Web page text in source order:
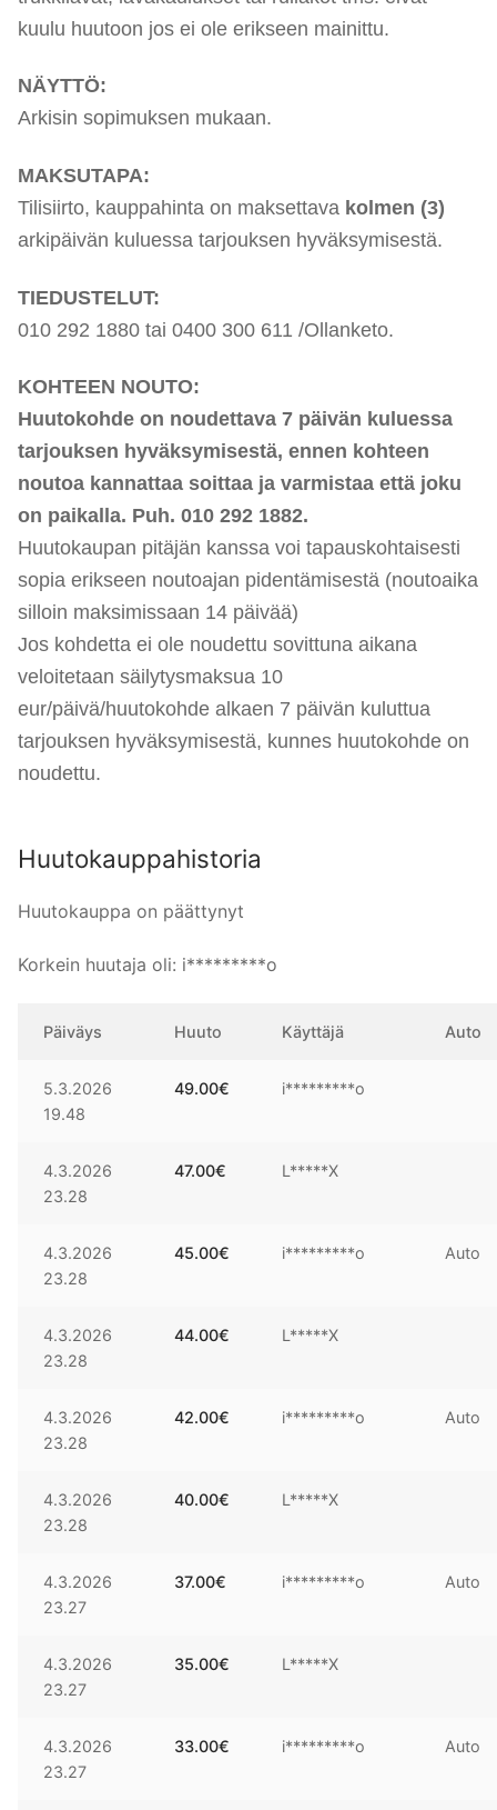
kuulu huutoon jos ei ole erikseen mainittu.
NÄYTTÖ:
Arkisin sopimuksen mukaan.
MAKSUTAPA:
Tilisiirto, kauppahinta on maksettava kolmen (3)
arkipäivän kuluessa tarjouksen hyväksymisestä.
TIEDUSTELUT:
010 292 1880 tai 0400 300 611 /Ollanketo.
KOHTEEN NOUTO:
Huutokohde on noudettava 7 päivän kuluessa
tarjouksen hyväksymisestä, ennen kohteen
noutoa kannattaa soittaa ja varmistaa että joku
on paikalla. Puh. 010 292 1882.
Huutokaupan pitäjän kanssa voi tapauskohtaisesti
sopia erikseen noutoajan pidentämisestä (noutoaika
si lloin maksimissaan 14 päivää)
Jos kohdetta ei ole noudettu sovittuna aikana
veloitetaan säilytysmaksua 10
eur/päivä/huutokohde alkaen 7 päivän kuluttua
tarjouksen hyväksymisestä, kunnes huutokohde on
noudettu.
Huutokauppahistoria
Huutokauppa on päättynyt
Korkein huutaja oli: i*********o
Päiväys Huuto Käyttäjä Auto
5.3.2026
19.48
49.00€ i*********o
4.3.2026
23.28
47.00€ L*****X
4.3.2026
23.28
45.00€ i*********o Auto
4.3.2026
23.28
44.00€ L*****X
4.3.2026
23.28
42.00€ i*********o Auto
4.3.2026
23.28
40.00€ L*****X
4.3.2026
23.27
37.00€ i*********o Auto
4.3.2026
23.27
35.00€ L*****X
4.3.2026
23.27
33.00€ i*********o Auto